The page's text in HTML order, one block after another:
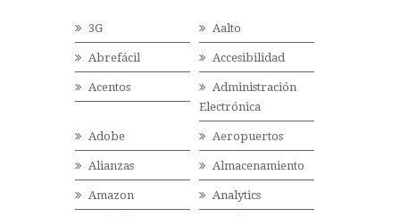
3G Aalto
Abrefácil Accesibilidad
Acentos
Administración
Electrónica
Adobe Aeropuertos
Alianzas Almacenamiento
Amazon Analytics